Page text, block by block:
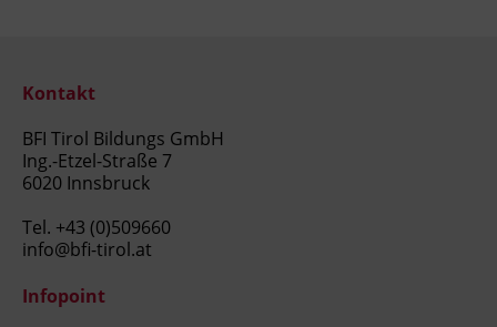
Kontakt
BFI Tirol Bildungs GmbH
Ing.-Etzel-Straße 7
6020 Innsbruck
Tel. +43 (0)509660
info@bfi-tirol.at
Infopoint